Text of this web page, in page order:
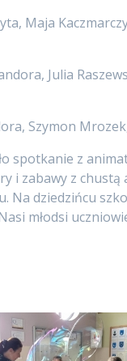
Maja
Julia
Szymon
spotkanie z
i zabawy z
dziedzińcu
młodsi